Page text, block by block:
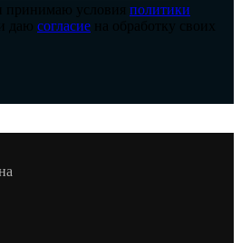
принимаю условия политики
даю согласие на обработку своих